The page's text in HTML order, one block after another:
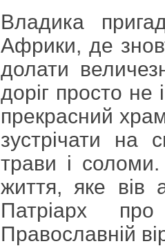
Владика
Африки, де
долати
доріг просто не
прекрасний
зустрічати на
трави і
життя, яке вів
Патріарх
Православній